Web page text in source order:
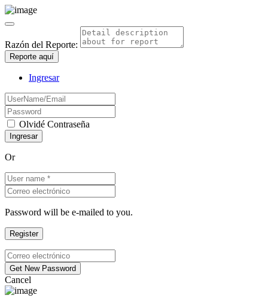
Razón del Reporte:
Reporte aquí
Ingresar
Olvidé Contraseña
Or
Password will be e-mailed to you.
Cancel